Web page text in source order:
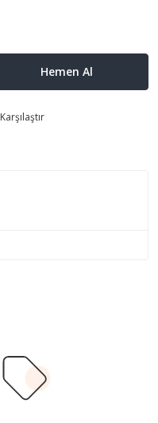
Hemen Al
Karşılaştır